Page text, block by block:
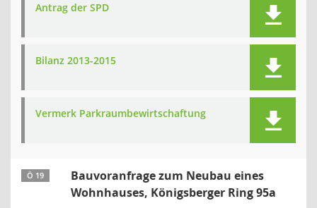
Antrag der SPD
Bilanz 2013-2015
Vermerk Parkraumbewirtschaftung
Ö 19
Bauvoranfrage zum Neubau eines
Wohnhauses, Königsberger Ring 95a